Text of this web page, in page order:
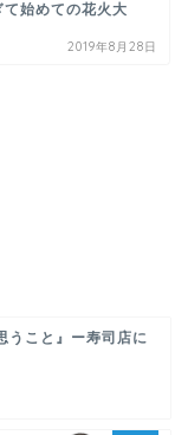
て始めての花火大
2019年8月28日
うこと』ー寿司店に